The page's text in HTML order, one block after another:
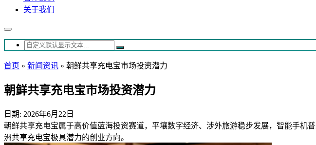
关于我们
首页 » 新闻资讯 » 朝鲜共享充电宝市场投资潜力
朝鲜共享充电宝市场投资潜力
日期: 2026年6月22日
朝鲜共享充电宝属于高价值蓝海投资赛道，平壤数字经济、涉外旅游稳步发展，智能手
洲共享充电宝极具潜力的创业方向。